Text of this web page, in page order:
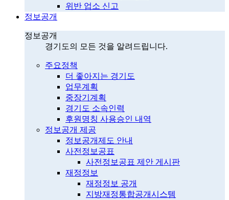
위반 업소 신고
정보공개
정보공개
경기도의 모든 것을 알려드립니다.
주요정책
더 좋아지는 경기도
업무계획
중장기계획
경기도 소속인력
후원명칭 사용승인 내역
정보공개 제공
정보공개제도 안내
사전정보공표
사전정보공표 제안 게시판
재정정보
재정정보 공개
지방재정통합공개시스템